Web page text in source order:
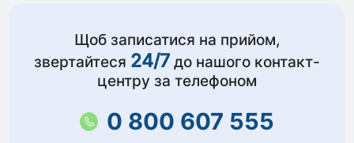
Щоб записатися на прийом,
звертайтеся 24/7 до нашого контакт-
центру за телефоном
0 800 607 555